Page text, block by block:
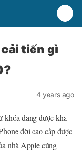
tiến gì
4 years ago
khóa đang được khá
đời cao cấp được
nhà Apple cũng